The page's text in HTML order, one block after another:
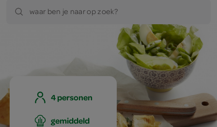
waar ben je naar op zoek?
4 personen
gemiddeld